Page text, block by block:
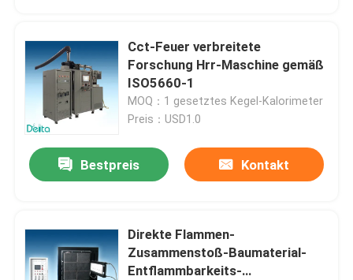
Produkte
Videos
Über uns
Qualitätskontrolle
Cct-Feuer verbreitete
Forschung Hrr-Maschine gemäß
ISO5660-1
MOQ：1 gesetztes Kegel-Kalorimeter
Preis：USD1.0
Bestpreis Kontakt
Direkte Flammen-
Zusammenstoß-Baumaterial-
Entflammbarkeits-